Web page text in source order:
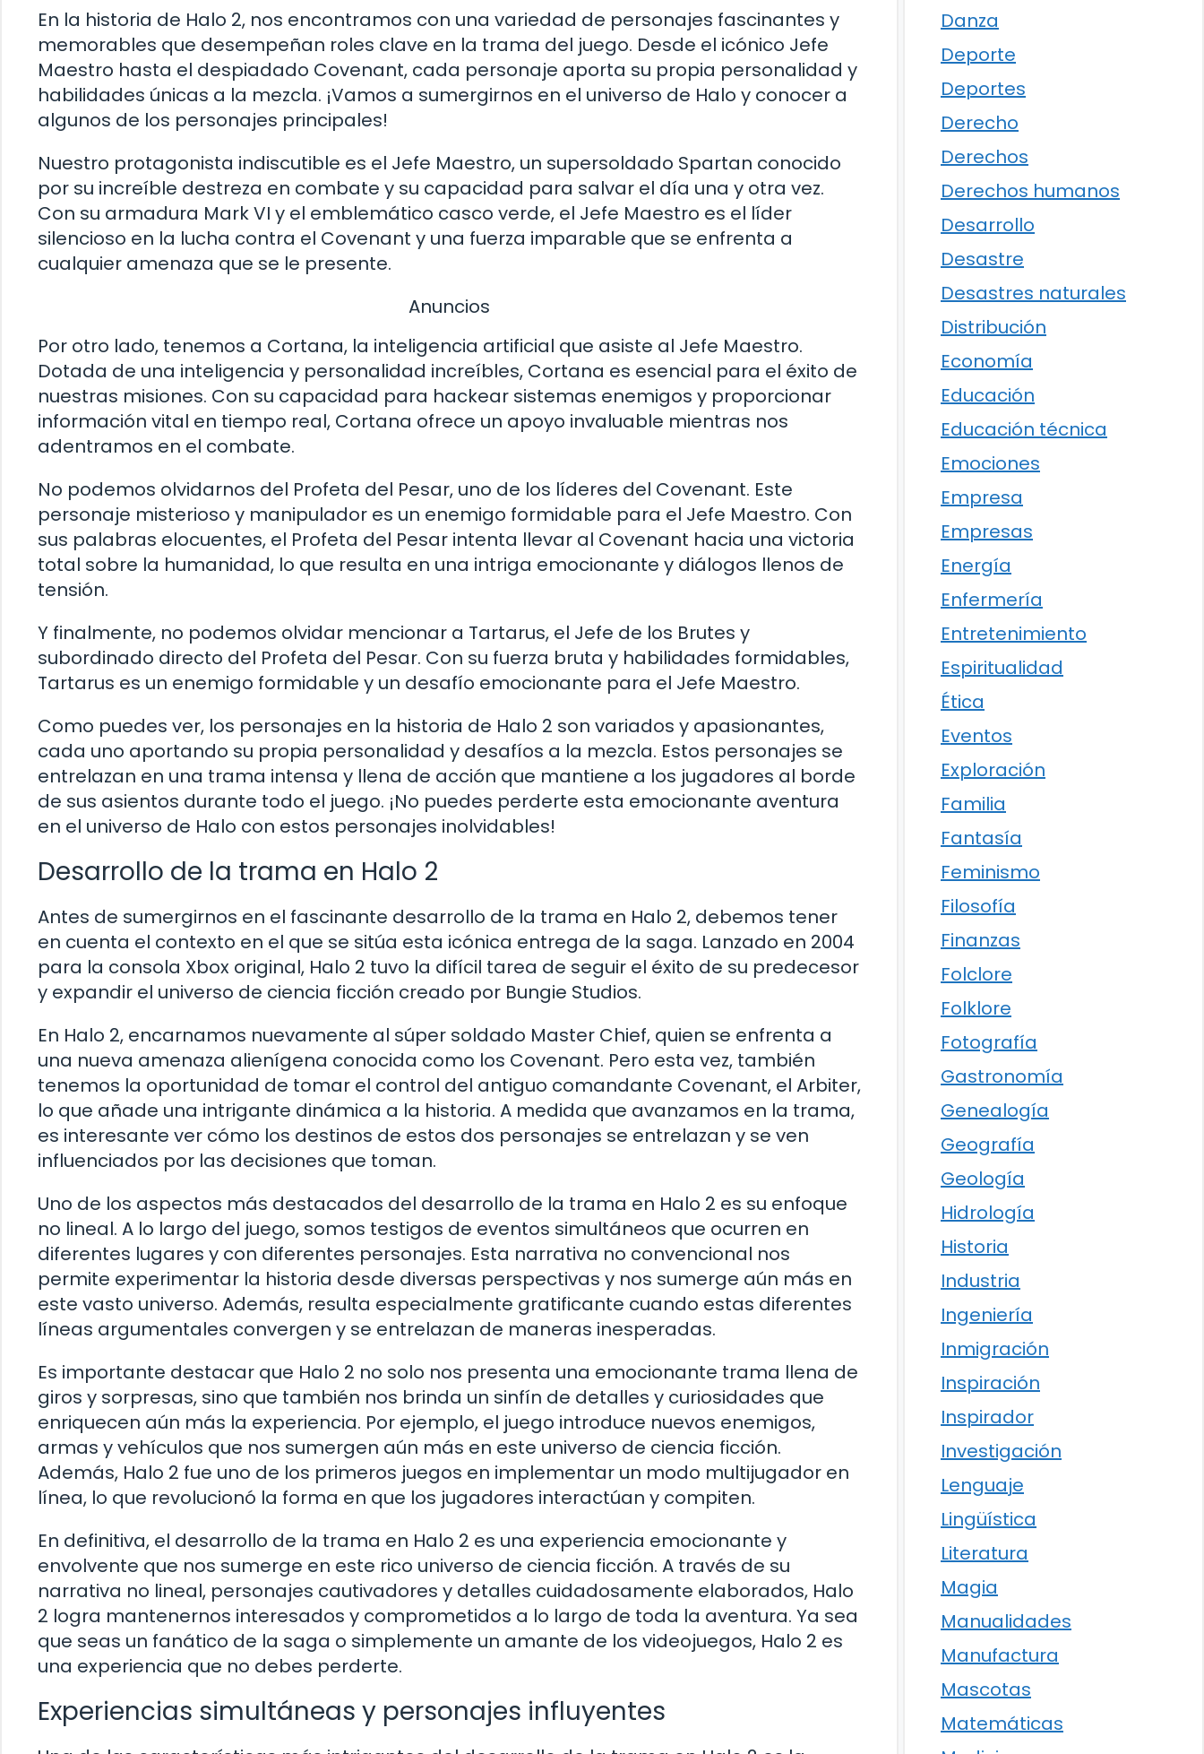
En la historia de Halo 2, nos encontramos con una variedad de personajes fascinantes y
memorables que desempeñan roles clave en la trama del juego. Desde el icónico Jefe
Maestro hasta el despiadado Covenant, cada personaje aporta su propia personalidad y
habilidades únicas a la mezcla. ¡Vamos a sumergirnos en el universo de Halo y conocer a
algunos de los personajes principales!
Nuestro protagonista indiscutible es el Jefe Maestro, un supersoldado Spartan conocido
por su increíble destreza en combate y su capacidad para salvar el día una y otra vez.
Con su armadura Mark VI y el emblemático casco verde, el Jefe Maestro es el líder
silencioso en la lucha contra el Covenant y una fuerza imparable que se enfrenta a
cualquier amenaza que se le presente.
Anuncios
Por otro lado, tenemos a Cortana, la inteligencia artificial que asiste al Jefe Maestro.
Dotada de una inteligencia y personalidad increíbles, Cortana es esencial para el éxito de
nuestras misiones. Con su capacidad para hackear sistemas enemigos y proporcionar
información vital en tiempo real, Cortana ofrece un apoyo invaluable mientras nos
adentramos en el combate.
No podemos olvidarnos del Profeta del Pesar, uno de los líderes del Covenant. Este
personaje misterioso y manipulador es un enemigo formidable para el Jefe Maestro. Con
sus palabras elocuentes, el Profeta del Pesar intenta llevar al Covenant hacia una victoria
total sobre la humanidad, lo que resulta en una intriga emocionante y diálogos llenos de
tensión.
Y finalmente, no podemos olvidar mencionar a Tartarus, el Jefe de los Brutes y
subordinado directo del Profeta del Pesar. Con su fuerza bruta y habilidades formidables,
Tartarus es un enemigo formidable y un desafío emocionante para el Jefe Maestro.
Como puedes ver, los personajes en la historia de Halo 2 son variados y apasionantes,
cada uno aportando su propia personalidad y desafíos a la mezcla. Estos personajes se
entrelazan en una trama intensa y llena de acción que mantiene a los jugadores al borde
de sus asientos durante todo el juego. ¡No puedes perderte esta emocionante aventura
en el universo de Halo con estos personajes inolvidables!
Desarrollo de la trama en Halo 2
Antes de sumergirnos en el fascinante desarrollo de la trama en Halo 2, debemos tener
en cuenta el contexto en el que se sitúa esta icónica entrega de la saga. Lanzado en 2004
para la consola Xbox original, Halo 2 tuvo la difícil tarea de seguir el éxito de su predecesor
y expandir el universo de ciencia ficción creado por Bungie Studios.
En Halo 2, encarnamos nuevamente al súper soldado Master Chief, quien se enfrenta a
una nueva amenaza alienígena conocida como los Covenant. Pero esta vez, también
tenemos la oportunidad de tomar el control del antiguo comandante Covenant, el Arbiter,
lo que añade una intrigante dinámica a la historia. A medida que avanzamos en la trama,
es interesante ver cómo los destinos de estos dos personajes se entrelazan y se ven
influenciados por las decisiones que toman.
Uno de los aspectos más destacados del desarrollo de la trama en Halo 2 es su enfoque
no lineal. A lo largo del juego, somos testigos de eventos simultáneos que ocurren en
diferentes lugares y con diferentes personajes. Esta narrativa no convencional nos
permite experimentar la historia desde diversas perspectivas y nos sumerge aún más en
este vasto universo. Además, resulta especialmente gratificante cuando estas diferentes
líneas argumentales convergen y se entrelazan de maneras inesperadas.
Es importante destacar que Halo 2 no solo nos presenta una emocionante trama llena de
giros y sorpresas, sino que también nos brinda un sinfín de detalles y curiosidades que
enriquecen aún más la experiencia. Por ejemplo, el juego introduce nuevos enemigos,
armas y vehículos que nos sumergen aún más en este universo de ciencia ficción.
Además, Halo 2 fue uno de los primeros juegos en implementar un modo multijugador en
línea, lo que revolucionó la forma en que los jugadores interactúan y compiten.
En definitiva, el desarrollo de la trama en Halo 2 es una experiencia emocionante y
envolvente que nos sumerge en este rico universo de ciencia ficción. A través de su
narrativa no lineal, personajes cautivadores y detalles cuidadosamente elaborados, Halo
2 logra mantenernos interesados y comprometidos a lo largo de toda la aventura. Ya sea
que seas un fanático de la saga o simplemente un amante de los videojuegos, Halo 2 es
una experiencia que no debes perderte.
Experiencias simultáneas y personajes influyentes
Danza
Deporte
Deportes
Derecho
Derechos
Derechos humanos
Desarrollo
Desastre
Desastres naturales
Distribución
Economía
Educación
Educación técnica
Emociones
Empresa
Empresas
Energía
Enfermería
Entretenimiento
Espiritualidad
Ética
Eventos
Exploración
Familia
Fantasía
Feminismo
Filosofía
Finanzas
Folclore
Folklore
Fotografía
Gastronomía
Genealogía
Geografía
Geología
Hidrología
Historia
Industria
Ingeniería
Inmigración
Inspiración
Inspirador
Investigación
Lenguaje
Lingüística
Literatura
Magia
Manualidades
Manufactura
Mascotas
Matemáticas